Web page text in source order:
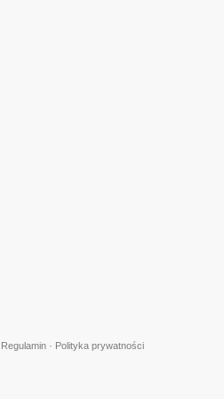
Polityka prywatności
Regulamin·